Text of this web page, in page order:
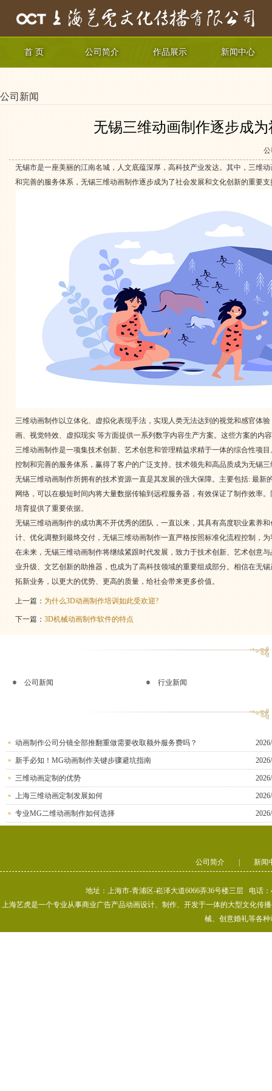
首 页 公司简介 作品展示 新闻中心
公司新闻
无锡三维动画制作逐步成
公
无锡市是一座美丽的江南名城，人文底蕴深厚，高科技产业发达。其中，三维
和完善的服务体系，无锡三维动画制作逐步成为了社会发展和文化创新的重要支
三维动画制作以立体化、虚拟化表现手法，实现人类无法达到的视觉和感官体
画、视觉特效、虚拟现实 等方面提供一系列数字内容生产方案。这些方案的内
三维动画制作是一项集技术创新、艺术创意和管理精益求精于一体的综合性项
控制和完善的服务体系，赢得了客户的广泛支持。技术领先和高品质成为无锡
无锡三维动画制作所拥有的技术资源一直是其发展的强大保障。主要包括: 最
网络，可以在极短时间内将大量数据传输到远程服务器，有效保证了制作效率
培育提供了重要依据。
无锡三维动画制作的成功离不开优秀的团队，一直以来，其具有高度职业素养
计、优化调整到最终交付，无锡三维动画制作一直严格按照标准化流程控制，
在未来，无锡三维动画制作将继续紧跟时代发展，致力于技术创新、艺术创意
业升级、文艺创新的助推器，也成为了高科技领域的重要组成部分。相信在无
拓新业务，以更大的优势、更高的质量，给社会带来更多价值。
上一篇：为什么3D动画制作培训如此受欢迎?
下一篇：3D机械动画制作软件的特点
公司新闻 行业新闻
动画制作公司分镜全部推翻重做需要收取额外服务费吗？
新手必知！MG动画制作关键步骤避坑指南
三维动画定制的优势
上海三维动画定制发展如何
专业MG二维动画制作如何选择
公司简介 新闻
地址：上海市-青浦区-崧泽大道6066弄36号楼三层 电话
上海艺虎是一个专业从事商业广告产品动画设计、制作、开发于一体的大型文化传
械、创意婚礼等各